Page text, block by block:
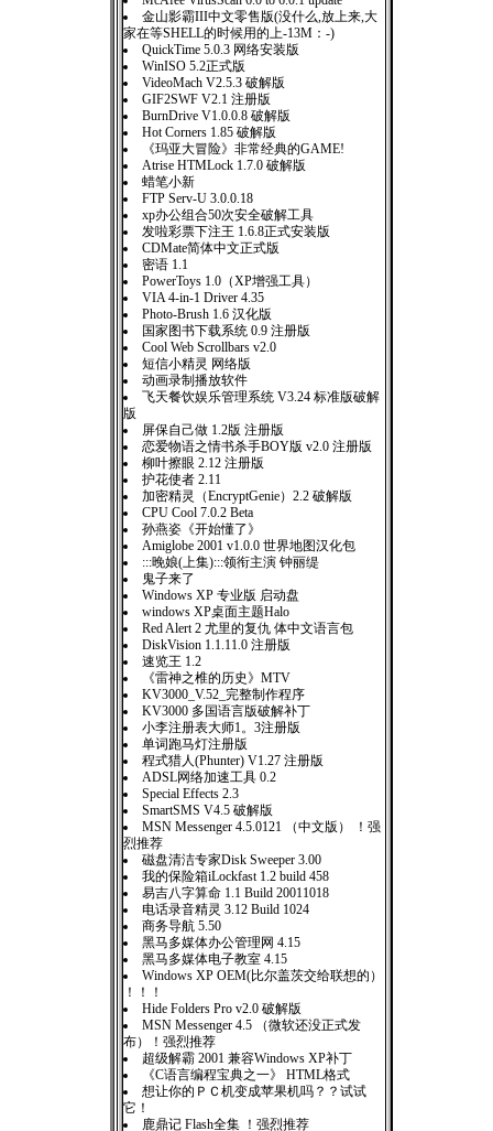
金山影霸III中文零售版(没什么,放上来,大
家在等SHELL的时候用的上-13M：-)
QuickTime 5.0.3 网络安装版
WinISO 5.2正式版
VideoMach V2.5.3 破解版
GIF2SWF V2.1 注册版
BurnDrive V1.0.0.8 破解版
Hot Corners 1.85 破解版
《玛亚大冒险》非常经典的GAME!
Atrise HTMLock 1.7.0 破解版
蜡笔小新
FTP Serv-U 3.0.0.18
xp办公组合50次安全破解工具
发啦彩票下注王 1.6.8正式安装版
CDMate简体中文正式版
密语 1.1
PowerToys 1.0（XP增强工具）
VIA 4-in-1 Driver 4.35
Photo-Brush 1.6 汉化版
国家图书下载系统 0.9 注册版
Cool Web Scrollbars v2.0
短信小精灵 网络版
动画录制播放软件
飞天餐饮娱乐管理系统 V3.24 标准版破解
版
屏保自己做 1.2版 注册版
恋爱物语之情书杀手BOY版 v2.0 注册版
柳叶擦眼 2.12 注册版
护花使者 2.11
加密精灵（EncryptGenie）2.2 破解版
CPU Cool 7.0.2 Beta
孙燕姿《开始懂了》
Amiglobe 2001 v1.0.0 世界地图汉化包
:::晚娘(上集):::领衔主演 钟丽缇
鬼子来了
Windows XP 专业版 启动盘
windows XP桌面主题Halo
Red Alert 2 尤里的复仇 体中文语言包
DiskVision 1.1.11.0 注册版
速览王 1.2
《雷神之椎的历史》MTV
KV3000_V.52_完整制作程序
KV3000 多国语言版破解补丁
小李注册表大师1。3注册版
单词跑马灯注册版
程式猎人(Phunter) V1.27 注册版
ADSL网络加速工具 0.2
Special Effects 2.3
SmartSMS V4.5 破解版
MSN Messenger 4.5.0121 （中文版） ！强
烈推荐
磁盘清洁专家Disk Sweeper 3.00
我的保险箱iLockfast 1.2 build 458
易吉八字算命 1.1 Build 20011018
电话录音精灵 3.12 Build 1024
商务导航 5.50
黑马多媒体办公管理网 4.15
黑马多媒体电子教室 4.15
Windows XP OEM(比尔盖茨交给联想的）
！！！
Hide Folders Pro v2.0 破解版
MSN Messenger 4.5 （微软还没正式发
布）！强烈推荐
超级解霸 2001 兼容Windows XP补丁
《C语言编程宝典之一》 HTML格式
想让你的ＰＣ机变成苹果机吗？？试试
它！
鹿鼎记 Flash全集 ！强烈推荐